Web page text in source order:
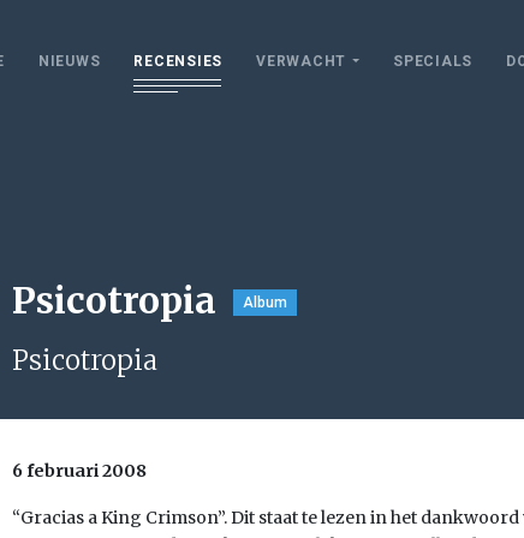
NIEUWS RECENSIES VERWACHT SPECIALS
Psicotropia Album
Psicotropia
6 februari 2008
“Gracias a King Crimson”. Dit staat te lezen in het